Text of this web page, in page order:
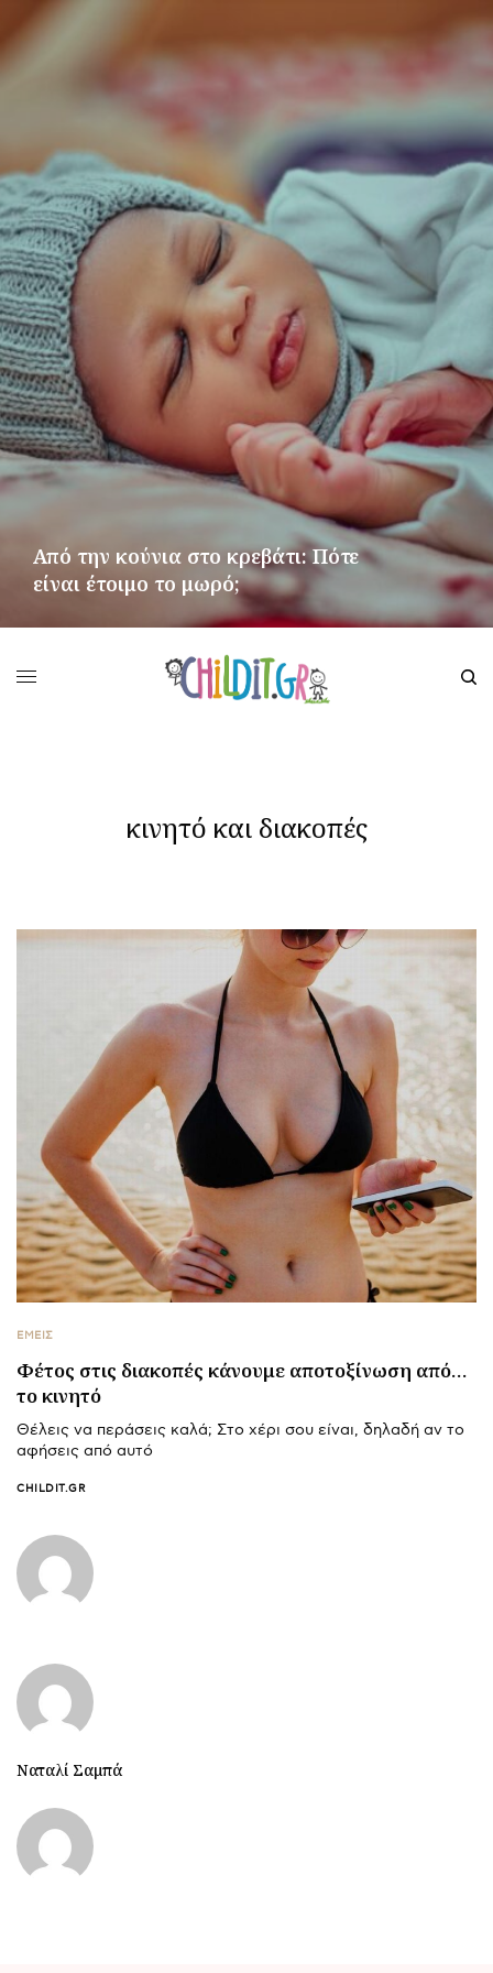
Από την κούνια στο κρεβάτι: Πότε
είναι έτοιμο το μωρό;
κινητό και διακοπές
ΕΜΕΙΣ
Φέτος στις διακοπές κάνουμε αποτοξίνωση από…
το κινητό
Θέλεις να περάσεις καλά; Στο χέρι σου είναι, δηλαδή αν το
αφήσεις από αυτό
CHILDIT.GR
Ναταλί Σαμπά